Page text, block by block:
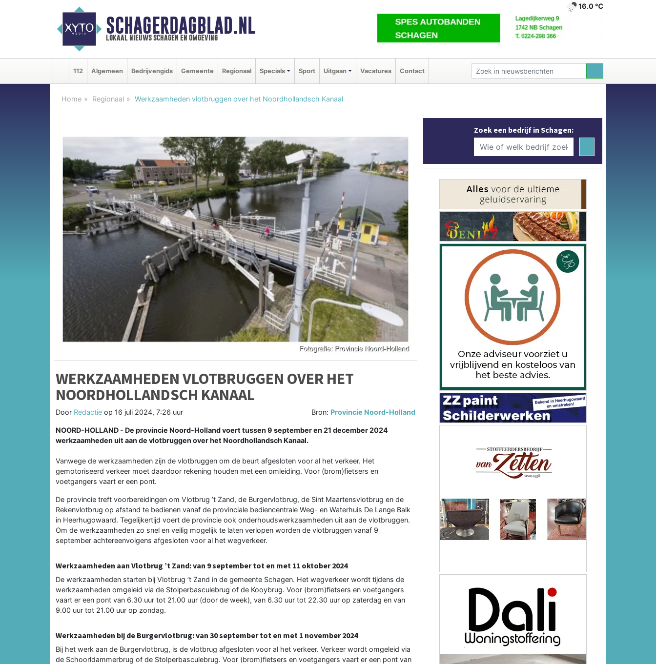
SCHAGERDAGBLAD.NL
lokaal nieuws schagen en omgeving
16.0 ℃
112 Algemeen Bedrijvengids Gemeente Regionaal Specials Sport Uitgaan Vacatures Contact
Home Regionaal Werkzaamheden vlotbruggen over het Noordhollandsch Kanaal
WERKZAAMHEDEN VLOTBRUGGEN OVER HET
NOORDHOLLANDSCH KANAAL
Door Redactie op 16 juli 2024, 7:26 uur Bron: Provincie Noord-Holland
NOORD-HOLLAND - De provincie Noord-Holland voert tussen 9 september en 21 december 2024
werkzaamheden uit aan de vlotbruggen over het Noordhollandsch Kanaal.
Vanwege de werkzaamheden zijn de vlotbruggen om de beurt afgesloten voor al het verkeer. Het
gemotoriseerd verkeer moet daardoor rekening houden met een omleiding. Voor (brom)fietsers en
voetgangers vaart er een pont.
De provincie treft voorbereidingen om Vlotbrug ’t Zand, de Burgervlotbrug, de Sint Maartensvlotbrug en de
Rekenvlotbrug op afstand te bedienen vanaf de provinciale bediencentrale Weg- en Waterhuis De Lange Balk
in Heerhugowaard. Tegelijkertijd voert de provincie ook onderhoudswerkzaamheden uit aan de vlotbruggen.
Om de werkzaamheden zo snel en veilig mogelijk te laten verlopen worden de vlotbruggen vanaf 9
september achtereenvolgens afgesloten voor al het wegverkeer.
Werkzaamheden aan Vlotbrug ’t Zand: van 9 september tot en met 11 oktober 2024
De werkzaamheden starten bij Vlotbrug ’t Zand in de gemeente Schagen. Het wegverkeer wordt tijdens de
werkzaamheden omgeleid via de Stolperbasculebrug of de Kooybrug. Voor (brom)fietsers en voetgangers
vaart er een pont van 6.30 uur tot 21.00 uur (door de week), van 6.30 uur tot 22.30 uur op zaterdag en van
9.00 uur tot 21.00 uur op zondag.
Werkzaamheden bij de Burgervlotbrug: van 30 september tot en met 1 november 2024
Bij het werk aan de Burgervlotbrug, is de vlotbrug afgesloten voor al het verkeer. Verkeer wordt omgeleid via
de Schoorldammerbrug of de Stolperbasculebrug. Voor (brom)fietsers en voetgangers vaart er een pont van
Zoek een bedrijf in Schagen: